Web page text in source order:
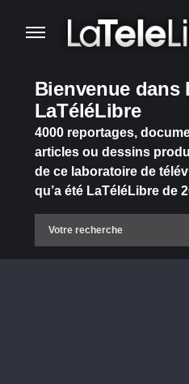
Bienvenue dans
LaTéléLibre
4000 reportages,
articles ou dessins
de ce laboratoire de
qu’a été LaTéléLibre de